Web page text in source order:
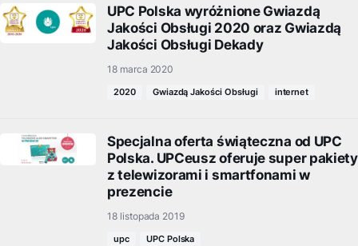
UPC Polska wyróżnione Gwiazdą
Jakości Obsługi 2020 oraz Gwiazdą
Jakości Obsługi Dekady
18 marca 2020
2020 Gwiazdą Jakości Obsługi internet
Specjalna oferta świąteczna od UPC
Polska. UPCeusz oferuje super pakiety
z telewizorami i smartfonami w
prezencie
18 listopada 2019
upc UPC Polska